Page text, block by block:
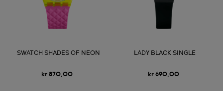
SWATCH SHADES OF NEON
kr 870,00
LADY BLACK SINGLE
kr 690,00